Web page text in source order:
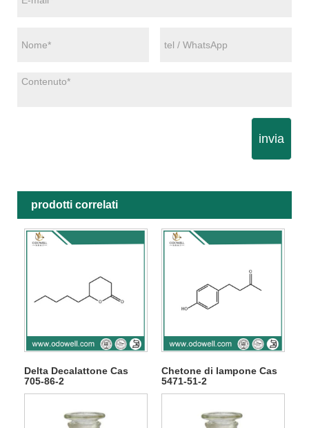
invia
prodotti correlati
Delta Decalattone Cas
705-86-2
Chetone di lampone Cas
5471-51-2